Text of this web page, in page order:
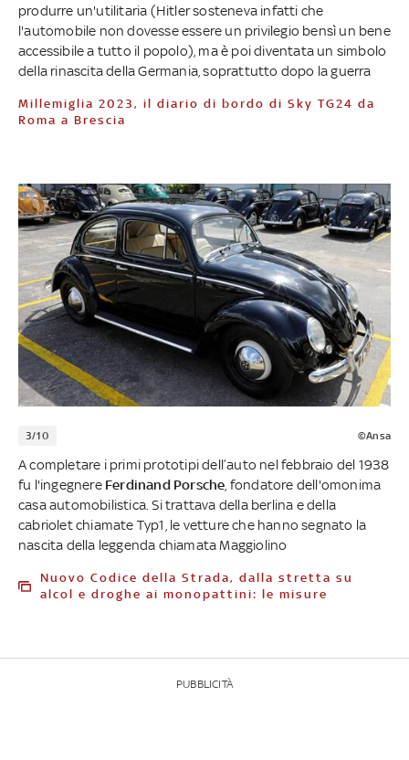
produrre un'utilitaria (Hitler sosteneva infatti che
l'automobile non dovesse essere un privilegio bensì un bene
accessibile a tutto il popolo), ma è poi diventata un simbolo
della rinascita della Germania, soprattutto dopo la guerra
Millemiglia 2023, il diario di bordo di Sky TG24 da
Roma a Brescia
3/10 ©Ansa
A completare i primi prototipi dell’auto nel febbraio del 1938
fu l'ingegnere Ferdinand Porsche fondatore dell'omonima
casa automobilistica. Si trattava della berlina e della
cabriolet chiamate Typ1, le vetture che hanno segnato la
nascita della leggenda chiamata Maggiolino
Nuovo Codice della Strada, dalla stretta su
alcol e droghe ai monopattini: le misure
PUBBLICITÀ